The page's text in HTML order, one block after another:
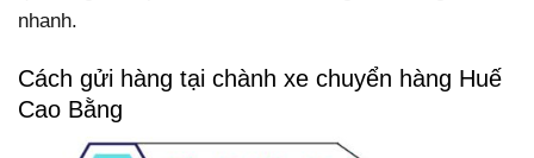
nhanh.
Cách gửi hàng tại chành xe chuyển hàng Huế
Cao Bằng